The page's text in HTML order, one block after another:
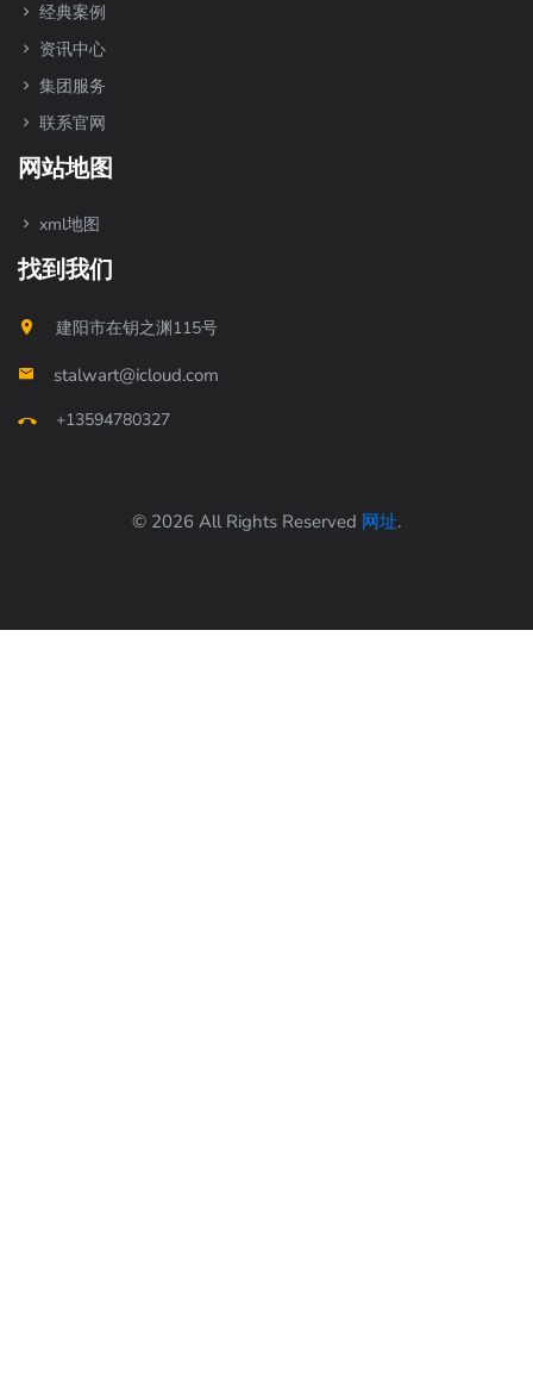
经典案例
资讯中心
集团服务
联系官网
网站地图
xml地图
找到我们
建阳市在钥之渊115号
stalwart@icloud.com
+13594780327
© 2026 All Rights Reserved 网址.